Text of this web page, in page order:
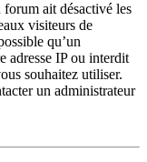
ait désactivé les
visiteurs de
qu’un
adresse IP ou interdit
souhaitez utiliser.
un administrateur